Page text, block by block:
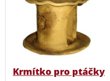
Krmítko pro ptáčky